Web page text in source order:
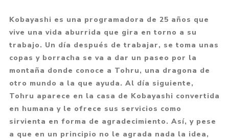
Kobayashi es una programadora de 25 años que
vive una vida aburrida que gira en torno a su
trabajo. Un día después de trabajar, se toma unas
copas y borracha se va a dar un paseo por la
montaña donde conoce a Tohru, una dragona de
otro mundo a la que ayuda. Al día siguiente,
Tohru aparece en la casa de Kobayashi convertida
en humana y le ofrece sus servicios como
sirvienta en forma de agradecimiento. Así, y pese
a que en un principio no le agrada nada la idea,